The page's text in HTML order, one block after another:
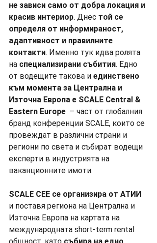
не зависи само от добра локация и
красив интериор. Днес той се
определя от информираност,
адаптивност и правилните
контакти. Именно тук идва ролята
на специализирани събития. Едно
от водещите такова и единствено
към момента за Централна и
Източна Европа е SCALE Central &
Eastern Europe – част от глобалния
бранд конференции SCALE, които се
провеждат в различни страни и
региони по света и събират водещи
експерти в индустрията на
ваканционните имоти.
SCALE CEE се организира от АТИИ
и поставя региона на Централна и
Източна Европа на картата на
международната short-term rental